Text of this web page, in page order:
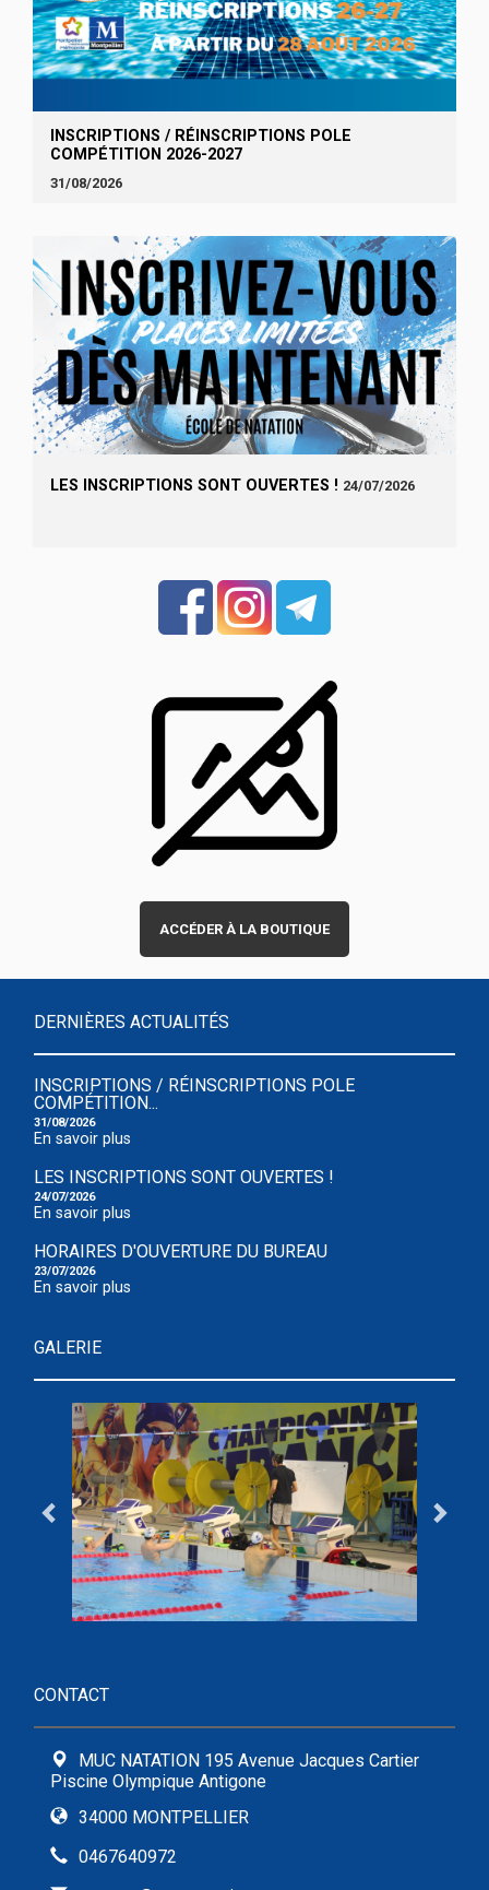
INSCRIPTIONS / RÉINSCRIPTIONS POLE
COMPÉTITION 2026-2027
31/08/2026
LES INSCRIPTIONS SONT OUVERTES ! 24/07/2026
ACCÉDER À LA BOUTIQUE
DERNIÈRES ACTUALITÉS
INSCRIPTIONS / RÉINSCRIPTIONS POLE
COMPÉTITION...
31/08/2026
En savoir plus
LES INSCRIPTIONS SONT OUVERTES !
24/07/2026
En savoir plus
HORAIRES D'OUVERTURE DU BUREAU
23/07/2026
En savoir plus
GALERIE
CONTACT
MUC NATATION 195 Avenue Jacques Cartier
Piscine Olympique Antigone
34000 MONTPELLIER
0467640972